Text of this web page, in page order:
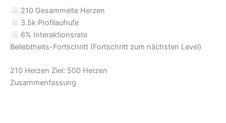
210 Gesammelte Herzen
3.5k Profilaufrufe
6% Interaktionsrate
Beliebtheits-Fortschritt (Fortschritt zum nächsten Level)
210 Herzen Ziel: 500 Herzen
Zusammenfassung